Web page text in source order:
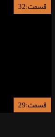
قسمت:32
قسمت:29